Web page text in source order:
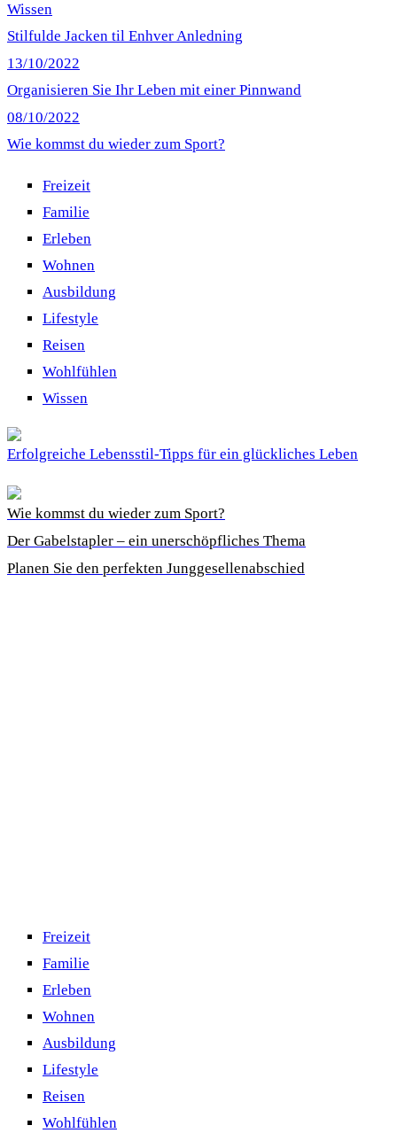
Wissen
Stilfulde Jacken til Enhver Anledning
13/10/2022
Organisieren Sie Ihr Leben mit einer Pinnwand
08/10/2022
Wie kommst du wieder zum Sport?
Freizeit
Familie
Erleben
Wohnen
Ausbildung
Lifestyle
Reisen
Wohlfühlen
Wissen
Erfolgreiche Lebensstil-Tipps für ein glückliches Leben
Wie kommst du wieder zum Sport?
Der Gabelstapler – ein unerschöpfliches Thema
Planen Sie den perfekten Junggesellenabschied
Freizeit
Familie
Erleben
Wohnen
Ausbildung
Lifestyle
Reisen
Wohlfühlen